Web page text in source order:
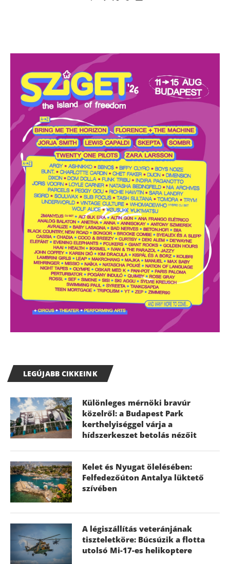
LEGÚJABB CIKKEINK
Különleges mérnöki bravúr
közelről: a Budapest Park
kerthelyiséggel várja a
hídszerkeszet betolás nézőit
Kelet és Nyugat ölelésében:
Felfedezőúton Antalya lüktető
szívében
A légiszállítás veteránjának
tiszteletköre: Búcsúzik a flotta
utolsó Mi-17-es helikoptere